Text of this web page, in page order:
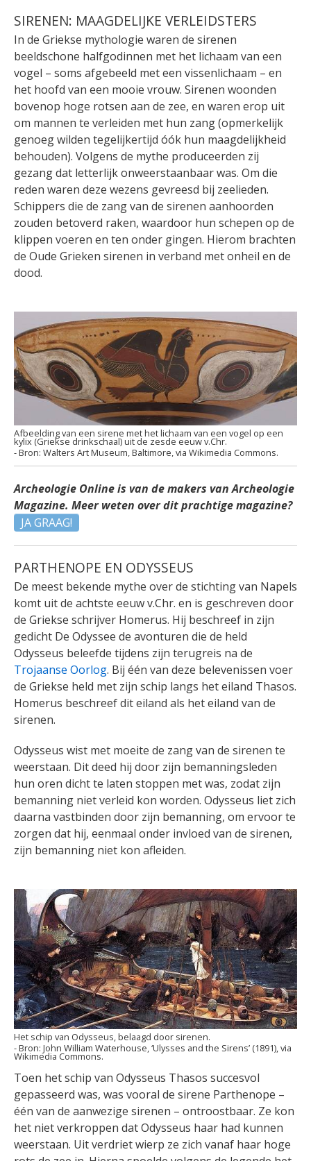
SIRENEN: MAAGDELIJKE VERLEIDSTERS
In de Griekse mythologie waren de sirenen
beeldschone halfgodinnen met het lichaam van een
vogel – soms afgebeeld met een vissenlichaam – en
het hoofd van een mooie vrouw. Sirenen woonden
bovenop hoge rotsen aan de zee, en waren erop uit
om mannen te verleiden met hun zang (opmerkelijk
genoeg wilden tegelijkertijd óók hun maagdelijkheid
behouden). Volgens de mythe produceerden zij
gezang dat letterlijk onweerstaanbaar was. Om die
reden waren deze wezens gevreesd bij zeelieden.
Schippers die de zang van de sirenen aanhoorden
zouden betoverd raken, waardoor hun schepen op de
klippen voeren en ten onder gingen. Hierom brachten
de Oude Grieken sirenen in verband met onheil en de
dood.
Afbeelding van een sirene met het lichaam van een vogel op een
kylix (Griekse drinkschaal) uit de zesde eeuw v.Chr.
Walters Art Museum, Baltimore, via Wikimedia Commons.
Archeologie Online is van de makers van Archeologie
Magazine. Meer weten over dit prachtige magazine?
JA GRAAG!
PARTHENOPE EN ODYSSEUS
De meest bekende mythe over de stichting van Napels
komt uit de achtste eeuw v.Chr. en is geschreven door
de Griekse schrijver Homerus. Hij beschreef in zijn
gedicht De Odyssee de avonturen die de held
Odysseus beleefde tijdens zijn terugreis na de
Trojaanse Oorlog. Bij één van deze belevenissen voer
de Griekse held met zijn schip langs het eiland Thasos.
Homerus beschreef dit eiland als het eiland van de
sirenen.
Odysseus wist met moeite de zang van de sirenen te
weerstaan. Dit deed hij door zijn bemanningsleden
hun oren dicht te laten stoppen met was, zodat zijn
bemanning niet verleid kon worden. Odysseus liet zich
daarna vastbinden door zijn bemanning, om ervoor te
zorgen dat hij, eenmaal onder invloed van de sirenen,
zijn bemanning niet kon afleiden.
Het schip van Odysseus, belaagd door sirenen.
John William Waterhouse, ‘Ulysses and the Sirens’ (1891), via
Wikimedia Commons.
Toen het schip van Odysseus Thasos succesvol
gepasseerd was, was vooral de sirene Parthenope –
één van de aanwezige sirenen – ontroostbaar. Ze kon
het niet verkroppen dat Odysseus haar had kunnen
weerstaan. Uit verdriet wierp ze zich vanaf haar hoge